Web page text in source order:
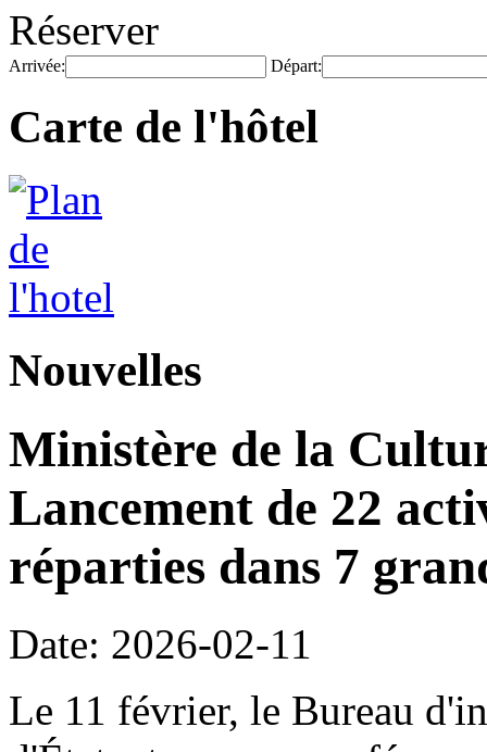
Réserver
Arrivée: Départ:
Carte de l'hôtel
Nouvelles
Ministère de la
Lancement de 22
réparties dans 7
Date: 2026-02-11
Le 11 février, le Bureau